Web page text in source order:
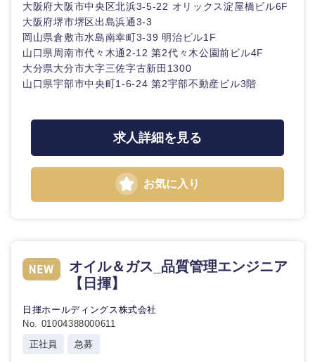
大阪府大阪市中央区北浜3-5-22 オリックス淀屋橋ビル6F
大阪府堺市堺区出島浜通3-3
岡山県倉敷市水島南幸町3-39 明治ビル1F
山口県周南市代々木通2-12 第2代々木公園前ビル4F
大分県大分市大字三佐字古新田1300
山口県宇部市中央町1-6-24 第2宇部不動産ビル3階
求人詳細を見る
お気に入り
オイル＆ガス_品質管理エンジニア
【日揮】
日揮ホールディングス株式会社
No. 01004388000611
正社員
急募